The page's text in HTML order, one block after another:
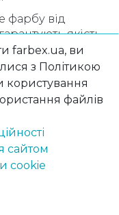
фарбу від
якість
тестове
ділянці стіни
що ви
фарби.
поверхню.
пилу, бруду та
farbex.ua, ви
з Політикою
користування
файлів
сайтом
cookie